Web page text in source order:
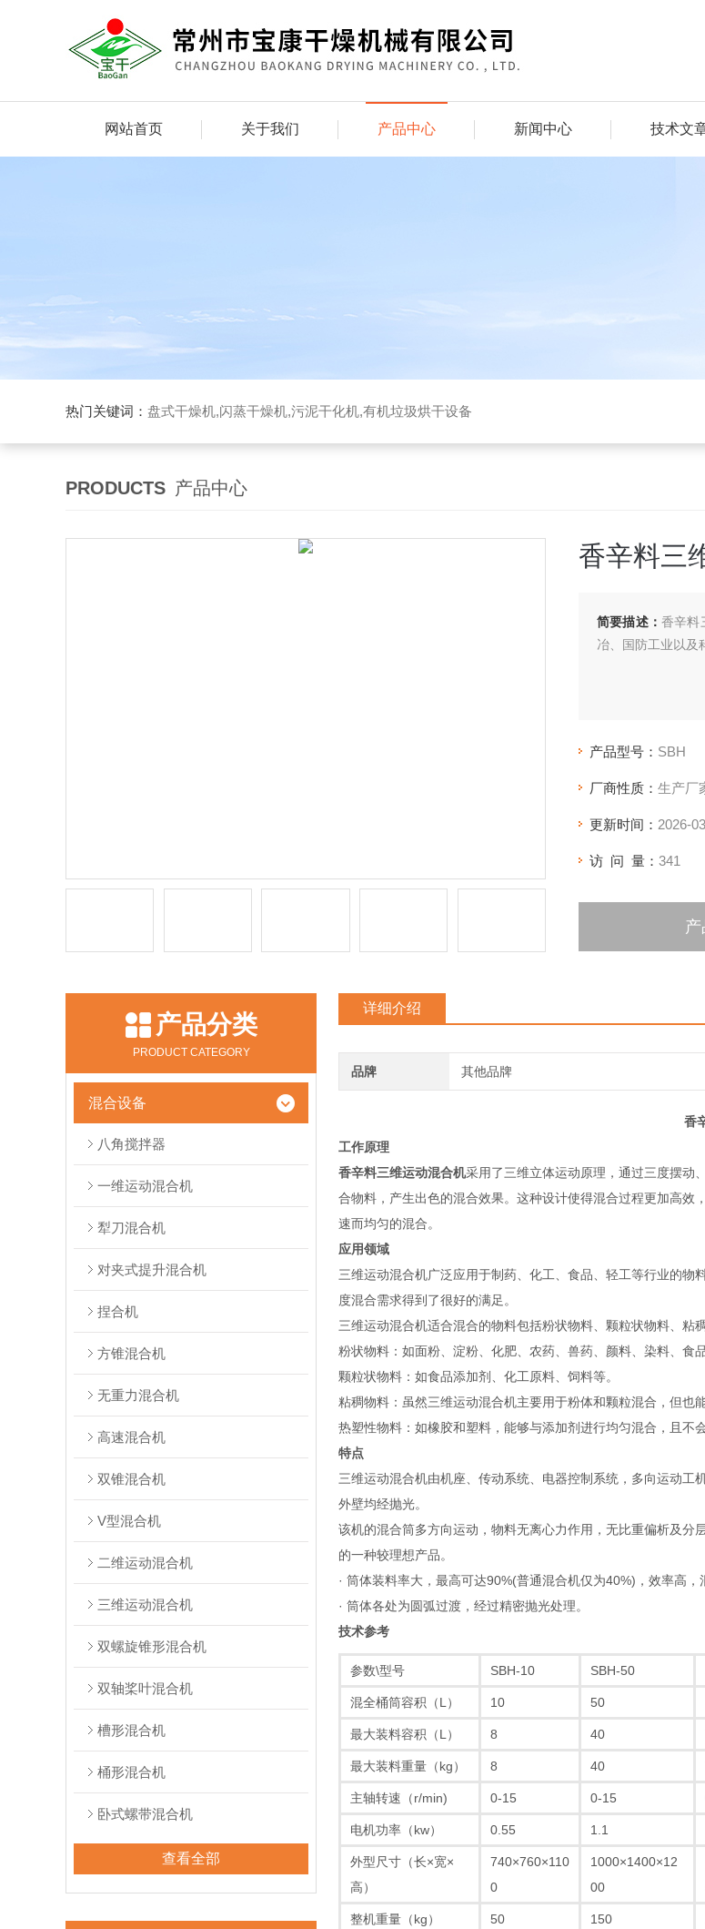
网站首页 关于我们 产品中心 新闻中心 技术文
热门关键词： 盘式干燥机,闪蒸干燥机,污泥干化机,有机垃圾烘干设备
PRODUCTS 产品中心
香辛料三
简要描述： 香辛料
冶、国防工业以及
产品型号： SBH
厂商性质： 生产厂
更新时间： 2026-
访 问 量： 341
产
产品分类
PRODUCT CATEGORY
混合设备
八角搅拌器
一维运动混合机
犁刀混合机
对夹式提升混合机
捏合机
方锥混合机
无重力混合机
高速混合机
双锥混合机
V型混合机
二维运动混合机
三维运动混合机
双螺旋锥形混合机
双轴桨叶混合机
槽形混合机
桶形混合机
卧式螺带混合机
查看全部
详细介绍
品牌 其他品牌
香
工作原理
香辛料三维运动混合机采用了三维立体运动原理，通过三度摆动
合物料，产生出色的混合效果。这种设计使得混合过程更加高
速而均匀的混合‌。
应用领域
三维运动混合机广泛应用于制药、化工、食品、轻工等行业的
度混合需求得到了很好的满足‌。
三维运动混合机适合混合的物料包括粉状物料、颗粒状物料、粘
粉状物料‌：如面粉、淀粉、化肥、农药、兽药、颜料、染料、食
‌颗粒状物料‌：如食品添加剂、化工原料、饲料等‌。
粘稠物料‌：虽然三维运动混合机主要用于粉体和颗粒混合，但也
热塑性物料‌：如橡胶和塑料，能够与添加剂进行均匀混合，且不
特点
三维运动混合机由机座、传动系统、电器控制系统，多向运动
外壁均经抛光。
该机的混合筒多方向运动，物料无离心力作用，无比重偏析及
的一种较理想产品。
· 筒体装料率大，最高可达90%(普通混合机仅为40%)，效率高，
· 筒体各处为圆弧过渡，经过精密抛光处理。
技术参考
参数\型号 SBH-10 SBH-50
混全桶筒容积（L） 10 50
最大装料容积（L） 8 40
最大装料重量（kg） 8 40
主轴转速（r/min) 0-15 0-15
电机功率（kw） 0.55 1.1
外型尺寸（长×宽×
高）
740×760×110
0
1000×1400×12
00
整机重量（kg） 50 150